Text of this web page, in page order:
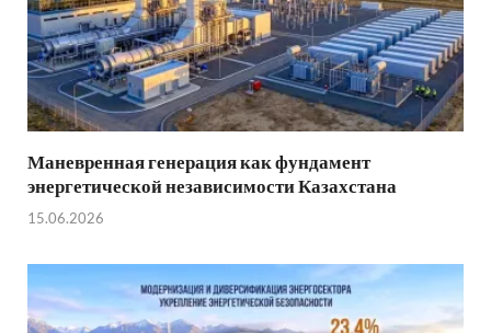
Маневренная генерация как фундамент
энергетической независимости Казахстана
15.06.2026